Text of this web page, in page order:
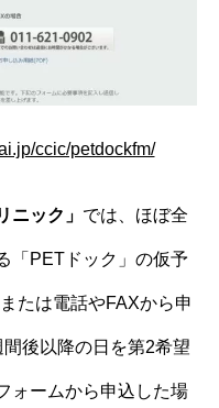
ccic/petdockfm/
ニック」 では、ほぼ全
「PETドック」の仮予
たは電話やFAXから申
後以降の日を第2希望
ォームから申込した場